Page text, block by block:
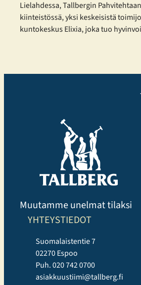
Lielahdessa, Tallbergin
kiinteistössä, yksi keskeisistä
kuntokeskus Elixia, joka tuo
kuntosaliharjoitteluun ja panostaa
Liikuntakeskuksessa voi harjoitella
Hyrox tunneille tai valita
ryhmäliikuntatunteja. Uutuuksista
Muutamme unelmat tilaksi
YHTEYSTIEDOT
Suomalaistentie 7
02270 Espoo
Puh. 020 742 0700
asiakkuustiimi@tallberg.fi